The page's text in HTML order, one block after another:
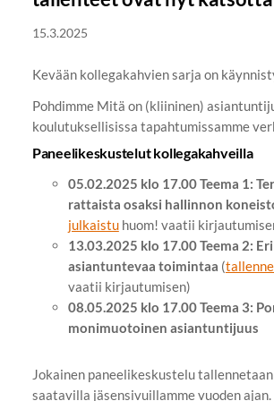
15.3.2025
Kevään kollegakahvien sarja on
Pohdimme Mitä on (kliininen)
koulutuksellisissa tapahtumissamme
Paneelikeskustelut kollegakahveilla
05.02.2025 klo 17.00 Teema 1:
rattaista osaksi hallinnon
julkaistuhuom! vaatii
13.03.2025 klo 17.00 Teema 2:
asiantuntevaa toimintaa (
vaatii kirjautumisen)
08.05.2025 klo 17.00 Teema 3:
monimuotoinen asiantuntijuus
Jokainen paneelikeskustelu
saatavilla jäsensivuillamme vuoden ajan.